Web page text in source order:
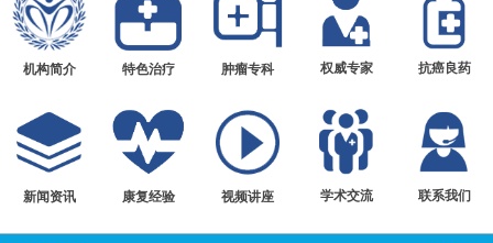
机构简介 特色治疗 肿瘤专科 权威专家 抗癌良药
新闻资讯 康复经验 视频讲座 学术交流 联系我们